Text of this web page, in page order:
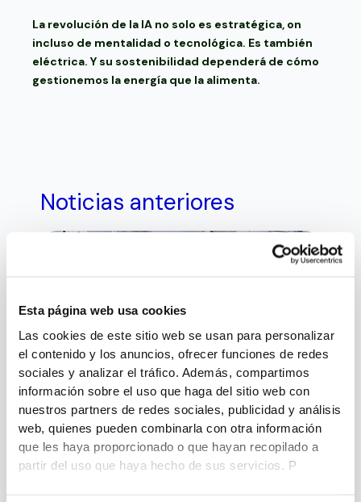
Esta página web usa cookies
Las cookies de este sitio web se usan para personalizar
el contenido y los anuncios, ofrecer funciones de redes
sociales y analizar el tráfico. Además, compartimos
información sobre el uso que haga del sitio web con
nuestros partners de redes sociales, publicidad y análisis
web, quienes pueden combinarla con otra información
que les haya proporcionado o que hayan recopilado a
partir del uso que haya hecho de sus servicios. P
La revolución de la IA no solo es estratégica, on
incluso de mentalidad o tecnológica. Es también
eléctrica. Y su sostenibilidad dependerá de cómo
gestionemos la energía que la alimenta.
Noticias anteriores
electricidad
Orden también es seguridad
Juan julio 21, 2026